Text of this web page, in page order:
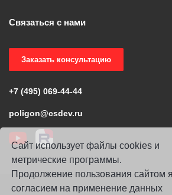
Сайт использует файлы cookies и
метрические программы.
Продолжение пользования сайтом
согласием на применение данных
Связаться с нами
Заказать консультацию
+7 (495) 069-44-44
poligon@csdev.ru